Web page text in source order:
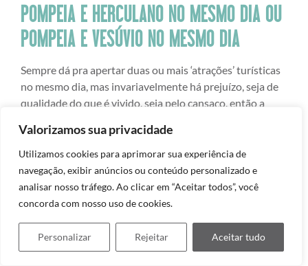
Valorizamos sua privacidade
Utilizamos cookies para aprimorar sua experiência de
navegação, exibir anúncios ou conteúdo personalizado e
analisar nosso tráfego. Ao clicar em “Aceitar todos”, você
concorda com nosso uso de cookies.
Personalizar Rejeitar Aceitar tudo
POMPEIA E HERCULANO NO MESMO DIA OU
POMPEIA E VESÚVIO NO MESMO DIA
Sempre dá pra apertar duas ou mais ‘atrações’ turísticas
no mesmo dia, mas invariavelmente há prejuízo, seja de
qualidade do que é vivido, seja pelo cansaço, então a
eu desaconselho colocar os dois sítios no mesmo dia,
pois já vai gastar cerca de 3 horas para ir e voltar,
sobrando poucas horas para curtir o local.
Se você decidir na hora, é possível comprar o tíquete de
ônibus para o Vesúvio (€ 3,10) na estação de trem
Pompei Scavi. O trajeto leva 40 minutos e o ponto fica na